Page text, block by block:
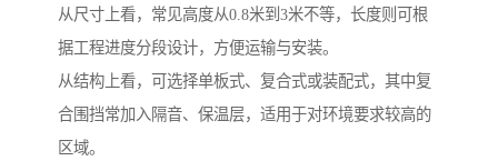
从尺寸上看，常见高度从0.8米到3米不等，长度则可根
据工程进度分段设计，方便运输与安装。
从结构上看，可选择单板式、复合式或装配式，其中复
合围挡常加入隔音、保温层，适用于对环境要求较高的
区域。